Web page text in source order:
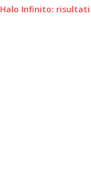
Halo Infinito: